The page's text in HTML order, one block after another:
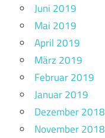
Juni 2019
Mai 2019
April 2019
März 2019
Februar 2019
Januar 2019
Dezember 2018
November 2018